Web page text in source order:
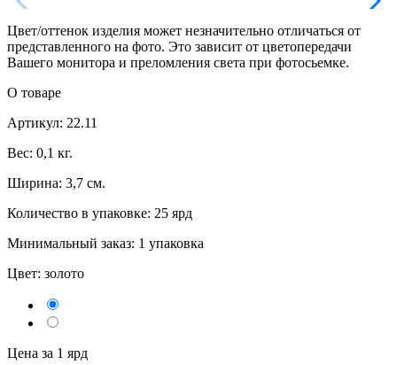
Цвет/оттенок изделия может незначительно отличаться от
представленного на фото. Это зависит от цветопередачи
Вашего монитора и преломления света при фотосьемке.
О товаре
Артикул: 22.11
Вес: 0,1 кг.
Ширина: 3,7 см.
Количество в упаковке: 25 ярд
Минимальный заказ: 1 упаковка
Цвет: золото
Цена за 1 ярд